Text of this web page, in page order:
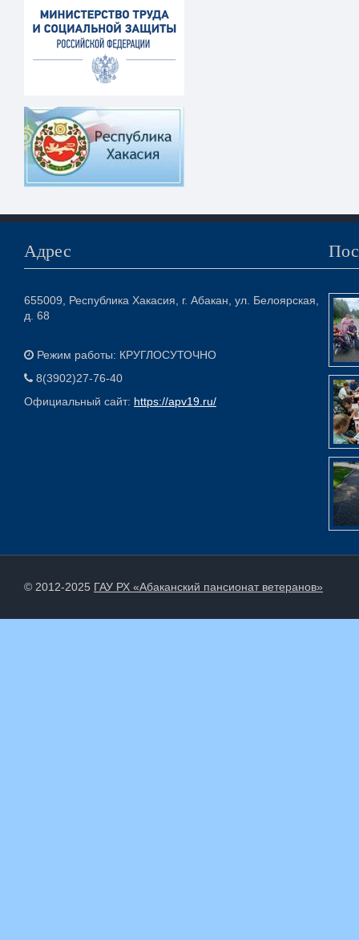
Адрес
655009, Республика Хакасия, г. Абакан, ул. Белоярская,
д. 68
Режим работы: КРУГЛОСУТОЧНО
8(3902)27-76-40
Официальный сайт: https://apv19.ru/
© 2012-2025 ГАУ РХ «Абаканский пансионат ветеранов»